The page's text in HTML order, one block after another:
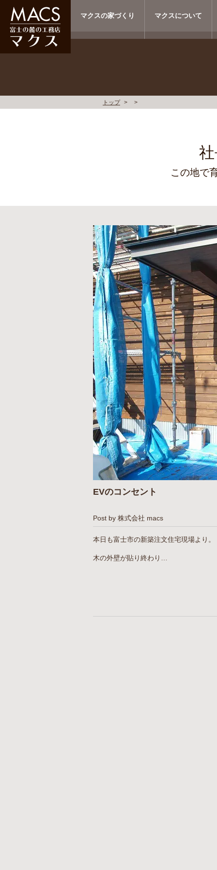
マクスの家づくり マクスについて
トップ
この地で
EVのコンセント
Post by 株式会社 macs
本日も富士市の新築注文住宅現場より。
木の外壁が貼り終わり…